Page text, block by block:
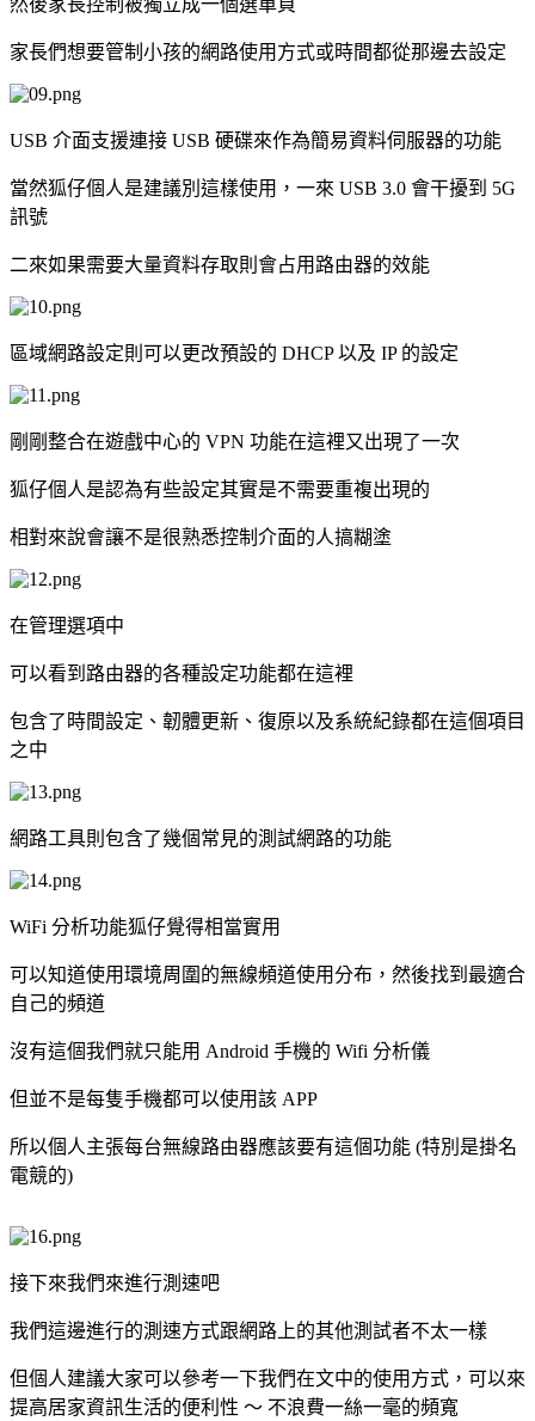
家長們想要管制小孩的網路使用方式或時間都從那邊去設定
USB 介面支援連接 USB 硬碟來作為簡易資料伺服器的功能
當然狐仔個人是建議別這樣使用，一來 USB 3.0 會干擾到 5G
訊號
二來如果需要大量資料存取則會占用路由器的效能
區域網路設定則可以更改預設的 DHCP 以及 IP 的設定
剛剛整合在遊戲中心的 VPN 功能在這裡又出現了一次
狐仔個人是認為有些設定其實是不需要重複出現的
相對來說會讓不是很熟悉控制介面的人搞糊塗
在管理選項中
可以看到路由器的各種設定功能都在這裡
包含了時間設定、韌體更新、復原以及系統紀錄都在這個項目
之中
網路工具則包含了幾個常見的測試網路的功能
WiFi 分析功能狐仔覺得相當實用
可以知道使用環境周圍的無線頻道使用分布，然後找到最適合
自己的頻道
沒有這個我們就只能用 Android 手機的 Wifi 分析儀
但並不是每隻手機都可以使用該 APP
所以個人主張每台無線路由器應該要有這個功能 (特別是掛名
電競的)
接下來我們來進行測速吧
我們這邊進行的測速方式跟網路上的其他測試者不太一樣
但個人建議大家可以參考一下我們在文中的使用方式，可以來
提高居家資訊生活的便利性 ～ 不浪費一絲一毫的頻寬